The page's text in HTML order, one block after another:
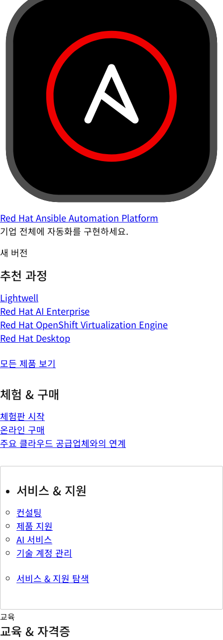
Red Hat Ansible Automation Platform
기업 전체에 자동화를 구현하세요.
새 버전
추천 과정
Lightwell
Red Hat AI Enterprise
Red Hat OpenShift Virtualization Engine
Red Hat Desktop
모든 제품 보기
체험 & 구매
체험판 시작
온라인 구매
주요 클라우드 공급업체와의 연계
서비스 & 지원
컨설팅
제품 지원
AI 서비스
기술 계정 관리
서비스 & 지원 탐색
교육
교육 & 자격증